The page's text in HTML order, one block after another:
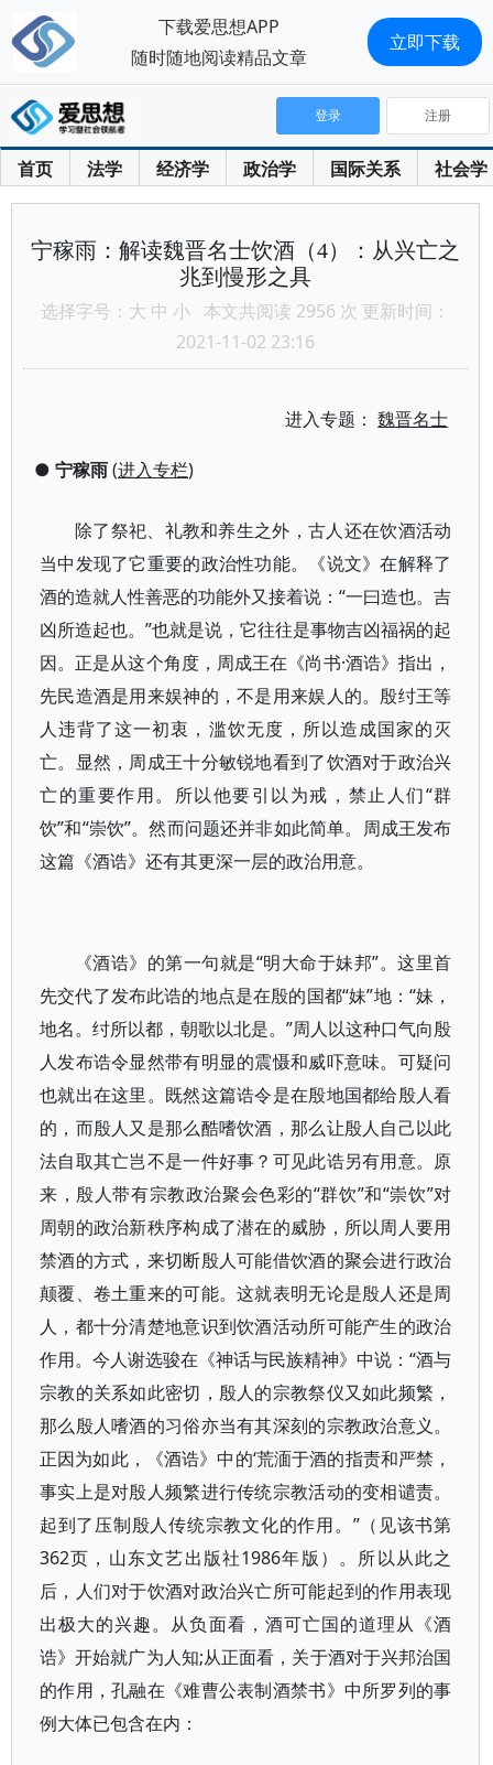
首页 法学 经济学 政治学 国际关系 社会学
登录 注册
宁稼雨：解读魏晋名士饮酒（4）：从兴亡之
兆到慢形之具
选择字号： 大 中 小 本文共阅读 2956 次 更新时间：
2021-11-02 23:16
进入专题：魏晋名士
● 宁稼雨(进入专栏)
除了祭祀、礼教和养生之外，古人还在饮酒活动
当中发现了它重要的政治性功能。《说文》在解释了
酒的造就人性善恶的功能外又接着说：“一曰造也。吉
凶所造起也。”也就是说，它往往是事物吉凶福祸的起
因。正是从这个角度，周成王在《尚书·酒诰》指出，
先民造酒是用来娱神的，不是用来娱人的。殷纣王等
人违背了这一初衷，滥饮无度，所以造成国家的灭
亡。显然，周成王十分敏锐地看到了饮酒对于政治兴
亡的重要作用。所以他要引以为戒，禁止人们“群
饮”和“崇饮”。然而问题还并非如此简单。周成王发布
这篇《酒诰》还有其更深一层的政治用意。
《酒诰》的第一句就是“明大命于妹邦”。这里首
先交代了发布此诰的地点是在殷的国都“妹”地：“妹，
地名。纣所以都，朝歌以北是。”周人以这种口气向殷
人发布诰令显然带有明显的震慑和威吓意味。可疑问
也就出在这里。既然这篇诰令是在殷地国都给殷人看
的，而殷人又是那么酷嗜饮酒，那么让殷人自己以此
法自取其亡岂不是一件好事？可见此诰另有用意。原
来，殷人带有宗教政治聚会色彩的“群饮”和“崇饮”对
周朝的政治新秩序构成了潜在的威胁，所以周人要用
禁酒的方式，来切断殷人可能借饮酒的聚会进行政治
颠覆、卷土重来的可能。这就表明无论是殷人还是周
人，都十分清楚地意识到饮酒活动所可能产生的政治
作用。今人谢选骏在《神话与民族精神》中说：“酒与
宗教的关系如此密切，殷人的宗教祭仪又如此频繁，
那么殷人嗜酒的习俗亦当有其深刻的宗教政治意义。
正因为如此，《酒诰》中的‘荒湎于酒的指责和严禁，
事实上是对殷人频繁进行传统宗教活动的变相谴责。
起到了压制殷人传统宗教文化的作用。”（见该书第
362页，山东文艺出版社1986年版）。所以从此之
后，人们对于饮酒对政治兴亡所可能起到的作用表现
出极大的兴趣。从负面看，酒可亡国的道理从《酒
诰》开始就广为人知;从正面看，关于酒对于兴邦治国
的作用，孔融在《难曹公表制酒禁书》中所罗列的事
例大体已包含在内：
下载爱思想APP
随时随地阅读精品文章
立即下载